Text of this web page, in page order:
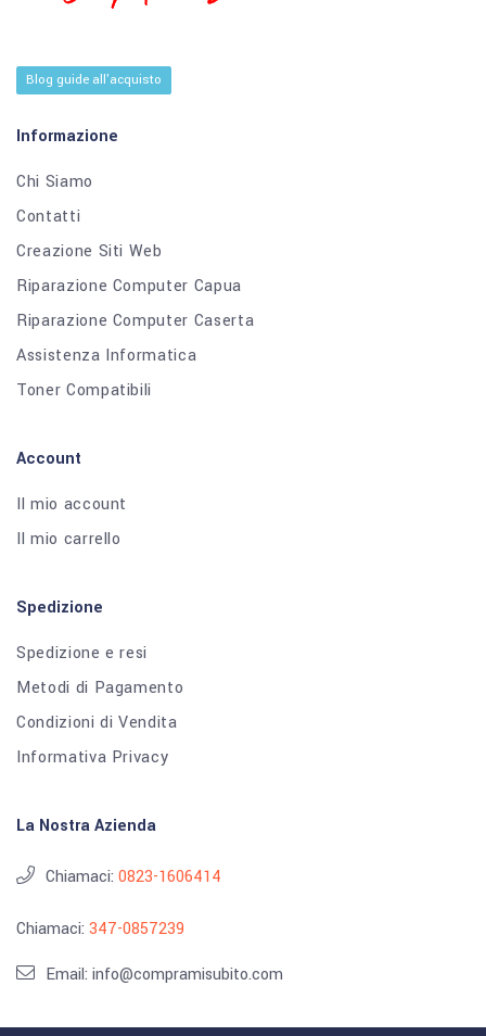
Blog guide all'acquisto
Informazione
Chi Siamo
Contatti
Creazione Siti Web
Riparazione Computer Capua
Riparazione Computer Caserta
Assistenza Informatica
Toner Compatibili
Account
Il mio account
Il mio carrello
Spedizione
Spedizione e resi
Metodi di Pagamento
Condizioni di Vendita
Informativa Privacy
La Nostra Azienda
Chiamaci: 0823-1606414
Chiamaci: 347-0857239
Email: info@compramisubito.com